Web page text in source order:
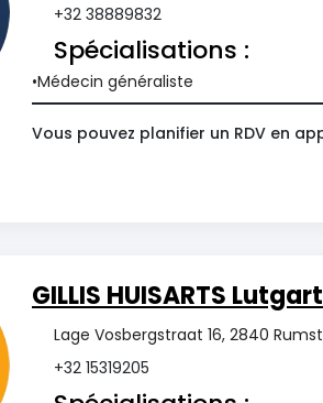
+32 38889832
Spécialisations :
Médecin généraliste
Vous pouvez planifier un RDV en
GILLIS HUISARTS Lutgart
Lage Vosbergstraat 16, 2840
+32 15319205